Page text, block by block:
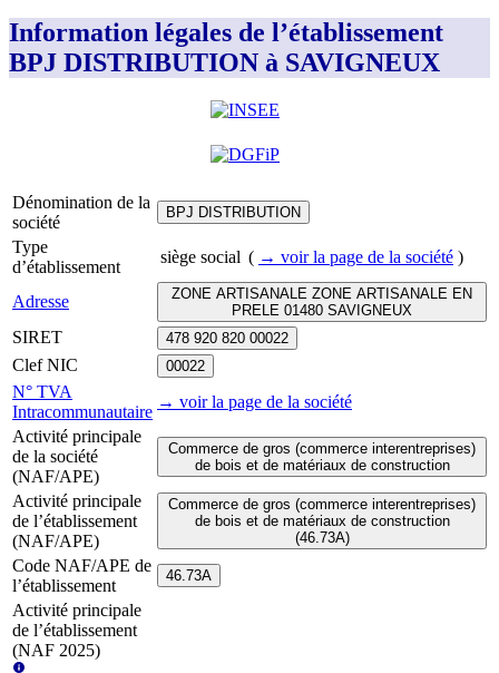
Information légales de l’établissement
BPJ DISTRIBUTION à SAVIGNEUX
Dénomination de la
société
BPJ DISTRIBUTION
Type
d’établissement
siège social ( → voir la page de la société )
Adresse
ZONE ARTISANALE ZONE ARTISANALE EN
PRELE 01480 SAVIGNEUX
SIRET 478 920 820 00022
Clef NIC 00022
N° TVA
Intracommunautaire
→ voir la page de la société
Activité principale
de la société
(NAF/APE)
Commerce de gros (commerce interentreprises)
de bois et de matériaux de construction
Activité principale
de l’établissement
(NAF/APE)
Commerce de gros (commerce interentreprises)
de bois et de matériaux de construction
(46.73A)
Code NAF/APE de
l’établissement
46.73A
Activité principale
de l’établissement
(NAF 2025)